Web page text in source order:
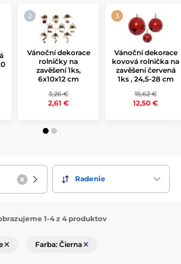
stromčeka, slávnostnej tabule alebo
gulí cez tematické figúrky až po
prvok tejto kolekcie vyžaruje noblesu a
vianočnú atmosféru so
ktorá osloví milovníkov klasiky aj
Vánoční dekorace
rolničky na
zavěšení 1ks,
6x10x12 cm
3,26 €
2,61 €
Vánoční dekorace
kovová rolnička na
zavěšení červená
1ks , 24,5-28 cm
15,62 €
12,50 €
Radenie
1-4 z 4 produktov
Farba: Čierna